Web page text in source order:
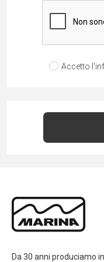
Accetto
Da 30 anni produciamo